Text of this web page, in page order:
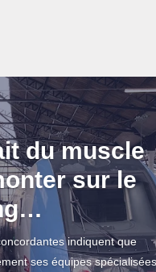
du muscle
sur le
indiquent que
ses équipes spécialisées